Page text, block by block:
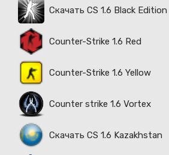
Скачать CS 1.6 Black Edition
Counter-Strike 1.6 Red
Counter-Strike 1.6 Yellow
Counter strike 1.6 Vortex
Скачать CS 1.6 Kazakhstan